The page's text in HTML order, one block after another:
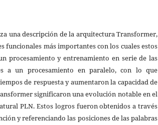
una descripción de la arquitectura Transformer,
funcionales más importantes con los cuales estos
procesamiento y entrenamiento en serie de las
a un procesamiento en paralelo, con lo que
de respuesta y aumentaron la capacidad de
significaron una evolución notable en el
PLN. Estos logros fueron obtenidos a través
y referenciando las posiciones de las palabras